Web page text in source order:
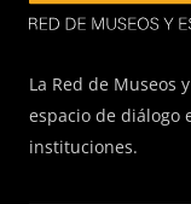
La Red de Museos
espacio de diálogo
instituciones.